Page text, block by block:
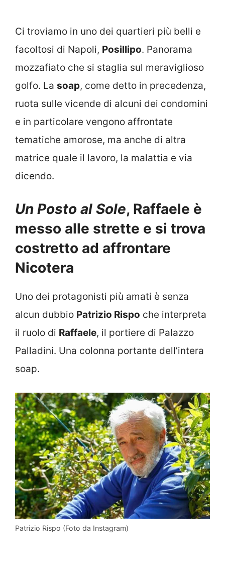
Ci troviamo in uno dei quartieri più belli e
facoltosi di Napoli, Posillipo. Panorama
mozzafiato che si staglia sul meraviglioso
golfo. La soap, come detto in precedenza,
ruota sulle vicende di alcuni dei condomini
e in particolare vengono affrontate
tematiche amorose, ma anche di altra
matrice quale il lavoro, la malattia e via
dicendo.
Un Posto al Sole, Raffaele è
messo alle strette e si trova
costretto ad affrontare
Nicotera
Uno dei protagonisti più amati è senza
alcun dubbio Patrizio Rispo che interpreta
il ruolo di Raffaele, il portiere di Palazzo
Palladini. Una colonna portante dell’intera
soap.
Patrizio Rispo (Foto da Instagram)